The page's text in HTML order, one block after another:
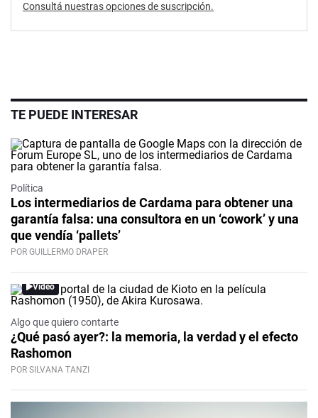
Consultá nuestras opciones de suscripción.
TE PUEDE INTERESAR
Política
Los intermediarios de Cardama para obtener una
garantía falsa: una consultora en un ‘cowork’ y una
que vendía ‘pallets’
POR GUILLERMO DRAPER
Video
Algo que quiero contarte
¿Qué pasó ayer?: la memoria, la verdad y el efecto
Rashomon
POR SILVANA TANZI